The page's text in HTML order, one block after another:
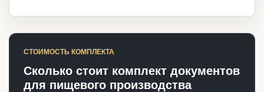
СТОИМОСТЬ КОМПЛЕКТА
Сколько стоит комплект документов
для пищевого производства